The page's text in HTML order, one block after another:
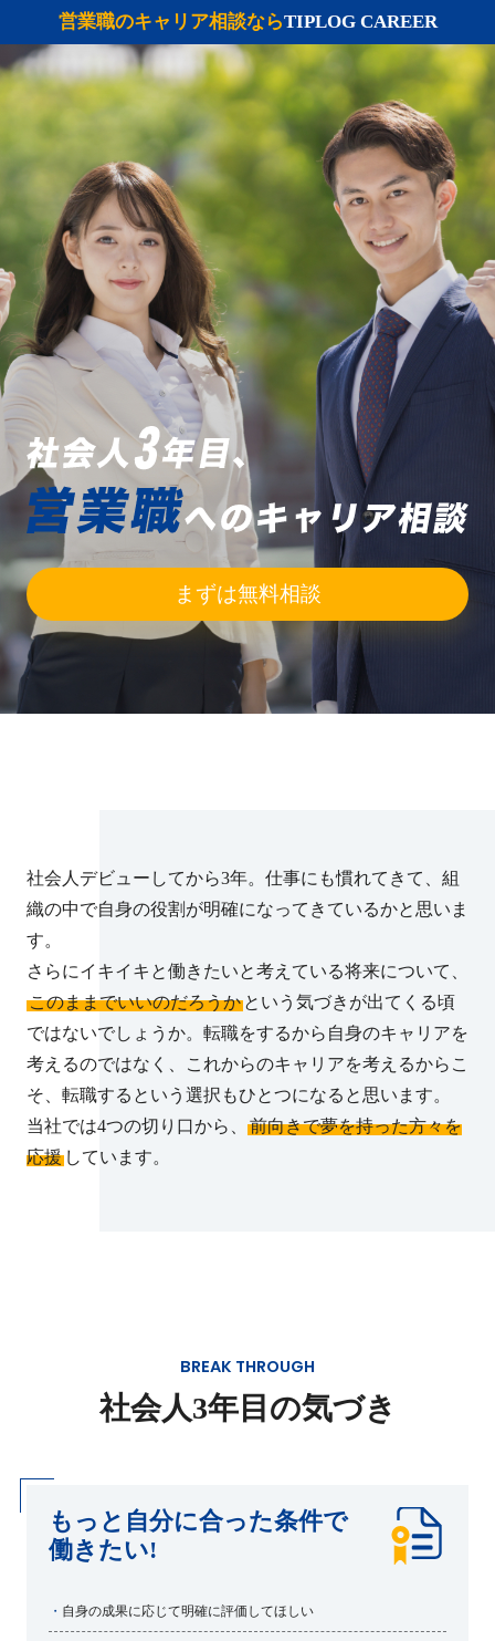
営業職のキャリア相談ならTIPLOG CAREER
まずは無料相談
社会人デビューしてから3年。仕事にも慣れてきて、組
織の中で自身の役割が明確になってきているかと思いま
す。
さらにイキイキと働きたいと考えている将来について、
このままでいいのだろうかという気づきが出てくる頃
ではないでしょうか。転職をするから自身のキャリアを
考えるのではなく、これからのキャリアを考えるからこ
そ、転職するという選択もひとつになると思います。
当社では4つの切り口から、
前向きで夢を持った方々を
応援しています。
BREAK THROUGH
社会人3年目の気づき
もっと自分に合った条件で
働きたい!
・ 自身の成果に応じて明確に評価してほしい